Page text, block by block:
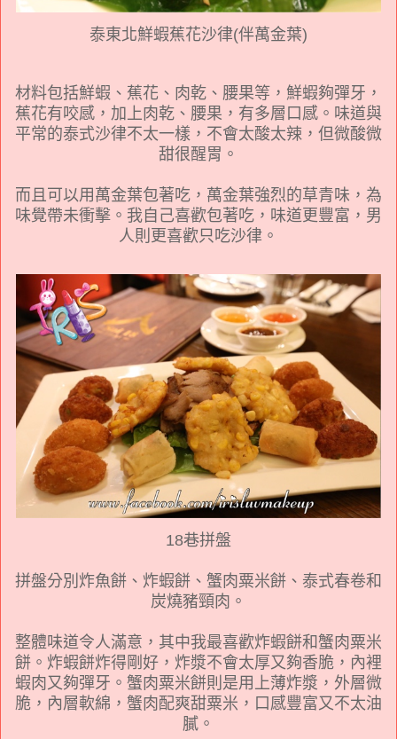
泰東北鮮蝦蕉花沙律(伴萬金葉)
材料包括鮮蝦、蕉花、肉乾、腰果等，鮮蝦夠彈牙，
蕉花有咬感，加上肉乾、腰果，有多層口感。味道與
平常的泰式沙律不太一樣，不會太酸太辣，但微酸微
甜很醒胃。
而且可以用萬金葉包著吃，萬金葉強烈的草青味，為
味覺帶未衝擊。我自己喜歡包著吃，味道更豐富，男
人則更喜歡只吃沙律。
18巷拼盤
拼盤分別炸魚餅、炸蝦餅、蟹肉粟米餅、泰式春卷和
炭燒豬頸肉。
整體味道令人滿意，其中我最喜歡炸蝦餅和蟹肉粟米
餅。炸蝦餅炸得剛好，炸漿不會太厚又夠香脆，內裡
蝦肉又夠彈牙。蟹肉粟米餅則是用上薄炸漿，外層微
脆，內層軟綿，蟹肉配爽甜粟米，口感豐富又不太油
膩。